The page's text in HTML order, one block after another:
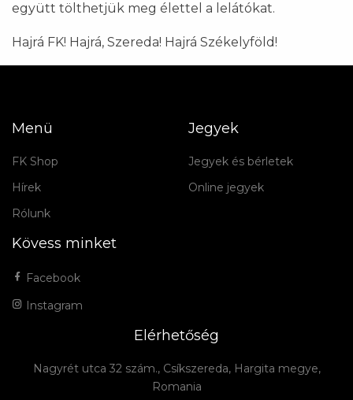
együtt tölthetjük meg élettel a lelátókat.
Hajrá FK! Hajrá, Szereda! Hajrá Székelyföld!
Menü
FK Shop
Hírek
Rólunk
Jegyek
Jegyek és bérletek
Online jegyek
Kövess minket
Facebook
Instagram
Elérhetőség
Nagyrét utca 32 szám., Csíkszereda, Hargita megye,
Romania